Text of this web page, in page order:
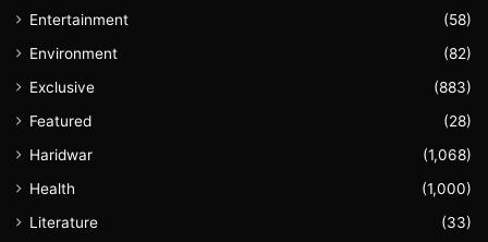
Entertainment
(58)
Environment
(82)
Exclusive
(883)
Featured
(28)
Haridwar
(1,068)
Health
(1,000)
Literature
(33)